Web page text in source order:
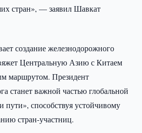
стран», — заявил Шавкат
создание железнодорожного
Центральную Азию с Китаем
маршрутом. Президент
станет важной частью глобальной
способствуя устойчивому
стран-участниц.